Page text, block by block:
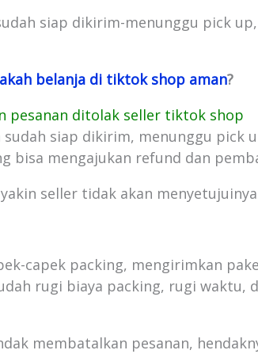
siap dikirim-menunggu pick
belanja di tiktok shop aman?
pesanan ditolak seller tiktok shop
sudah siap dikirim, menunggu pick
bisa mengajukan refund dan
seller tidak akan
capek packing, mengirimkan
rugi biaya packing, rugi waktu,
membatalkan pesanan,